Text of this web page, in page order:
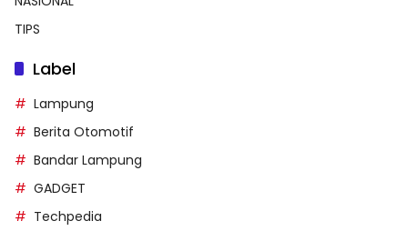
TIPS
Label
Lampung
Berita Otomotif
Bandar Lampung
GADGET
Techpedia